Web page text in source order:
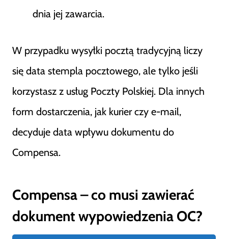
dnia jej zawarcia.
W przypadku wysyłki pocztą tradycyjną liczy
się data stempla pocztowego, ale tylko jeśli
korzystasz z usług Poczty Polskiej. Dla innych
form dostarczenia, jak kurier czy e-mail,
decyduje data wpływu dokumentu do
Compensa.
Compensa – co musi zawierać
dokument wypowiedzenia OC?